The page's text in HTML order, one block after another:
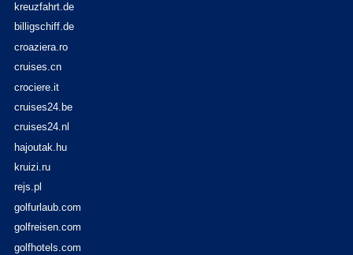
kreuzfahrt.de
billigschiff.de
croaziera.ro
cruises.cn
crociere.it
cruises24.be
cruises24.nl
hajoutak.hu
kruizi.ru
rejs.pl
golfurlaub.com
golfreisen.com
golfhotels.com